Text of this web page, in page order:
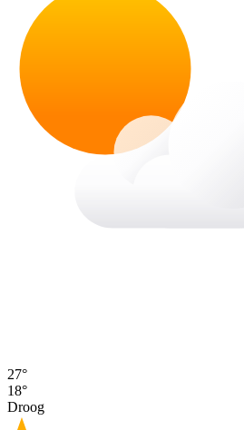
27°
18°
Droog